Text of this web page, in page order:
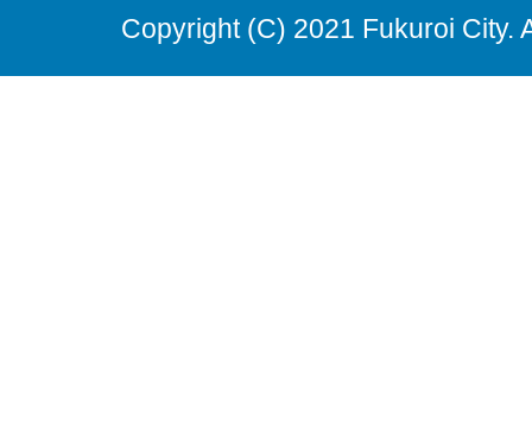
Copyright (C) 2021 Fukuroi City.